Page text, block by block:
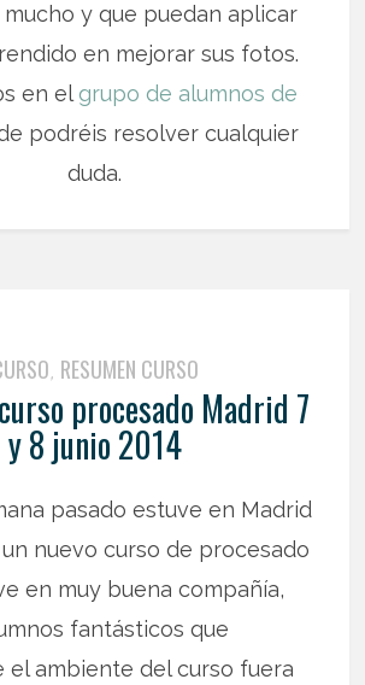
y que puedan aplicar
en mejorar sus fotos.
en el grupo de alumnos de
podréis resolver cualquier
duda.
, RESUMEN CURSO
procesado Madrid 7
y 8 junio 2014
pasado estuve en Madrid
nuevo curso de procesado
en muy buena compañía,
fantásticos que
el ambiente del curso fuera